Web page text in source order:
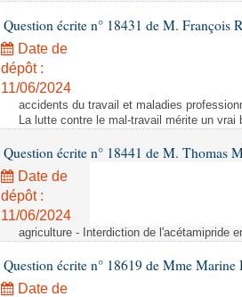
Question écrite n° 18431 de M. François
Date de
dépôt :
11/06/2024
accidents du travail et maladies
La lutte contre le mal-travail mérite un vrai
Question écrite n° 18441 de M. Thomas
Date de
dépôt :
11/06/2024
agriculture - Interdiction de l'acétamipride
Question écrite n° 18619 de Mme Marine
Date de